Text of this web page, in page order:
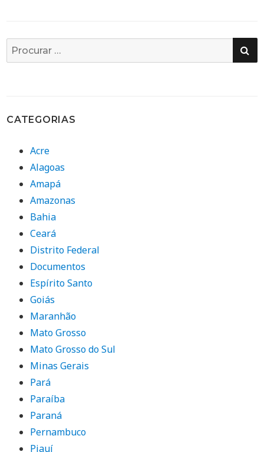
Busca
por:
CATEGORIAS
Acre
Alagoas
Amapá
Amazonas
Bahia
Ceará
Distrito Federal
Documentos
Espírito Santo
Goiás
Maranhão
Mato Grosso
Mato Grosso do Sul
Minas Gerais
Pará
Paraíba
Paraná
Pernambuco
Piauí